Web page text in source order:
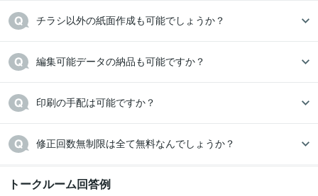
チラシ以外の紙面作成も可能でしょうか？
編集可能データの納品も可能ですか？
印刷の手配は可能ですか？
修正回数無制限は全て無料なんでしょうか？
トークルーム回答例